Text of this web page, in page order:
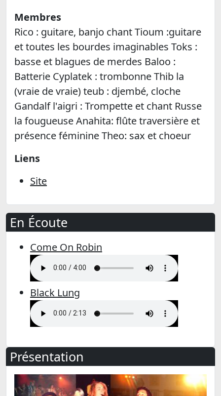
Membres
Rico : guitare, banjo chant Tioum :guitare
et toutes les bourdes imaginables Toks :
basse et blagues de merdes Baloo :
Batterie Cyplatek : trombonne Thib la
(vraie de vraie) teub : djembé, cloche
Gandalf l'aigri : Trompette et chant Russe
la fougueuse Anahita: flûte traversière et
présence féminine Theo: sax et choeur
Liens
Site
En Écoute
Come On Robin
Black Lung
Présentation